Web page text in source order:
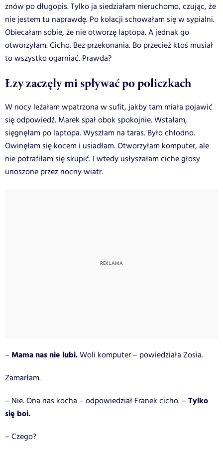
znów po długopis. Tylko ja siedziałam nieruchomo, czując, że
nie jestem tu naprawdę. Po kolacji schowałam się w sypialni.
Obiecałam sobie, że nie otworzę laptopa. A jednak go
otworzyłam. Cicho. Bez przekonania. Bo przecież ktoś musiał
to wszystko ogarniać. Prawda?
Łzy zaczęły mi spływać po policzkach
W nocy leżałam wpatrzona w sufit, jakby tam miała pojawić
się odpowiedź. Marek spał obok spokojnie. Wstałam,
sięgnęłam po laptopa. Wyszłam na taras. Było chłodno.
Owinęłam się kocem i usiadłam. Otworzyłam komputer, ale
nie potrafiłam się skupić. I wtedy usłyszałam ciche głosy
unoszone przez nocny wiatr.
– Mama nas nie lubi.Woli komputer – powiedziała Zosia.
Zamarłam.
– Nie. Ona nas kocha – odpowiedział Franek cicho. – Tylko
się boi.
– Czego?